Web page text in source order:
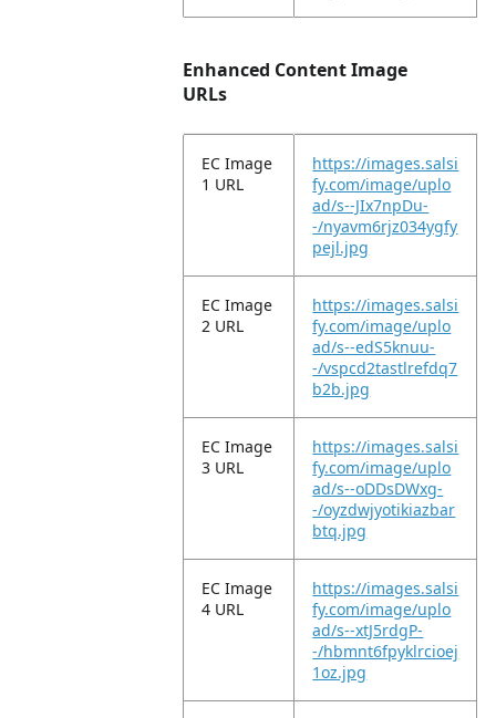
Enhanced Content Image
URLs
EC Image
1 URL
https://images.salsi
fy.com/image/uplo
ad/s--JIx7npDu-
-/nyavm6rjz034ygfy
pejl.jpg
EC Image
2 URL
https://images.salsi
fy.com/image/uplo
ad/s--edS5knuu-
-/vspcd2tastlrefdq7
b2b.jpg
EC Image
3 URL
https://images.salsi
fy.com/image/uplo
ad/s--oDDsDWxg-
-/oyzdwjyotikiazbar
btq.jpg
EC Image
4 URL
https://images.salsi
fy.com/image/uplo
ad/s--xtJ5rdgP-
-/hbmnt6fpyklrcioej
1oz.jpg